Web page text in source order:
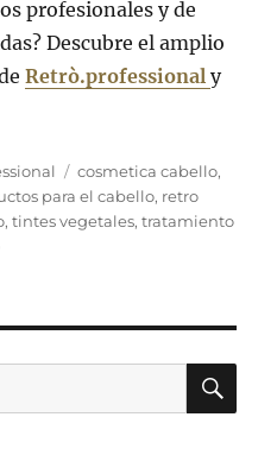
profesionales y de
Descubre el amplio
Retrò.professionaly
Etiquetas
cosmetica cabello,
para el cabello, retro
,tintes vegetales,tratamiento
en
para
cabello